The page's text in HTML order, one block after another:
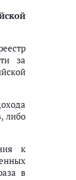
за
либо
к
в